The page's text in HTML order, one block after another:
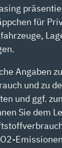
für
Angaben
und zu
und ggf.
Sie dem